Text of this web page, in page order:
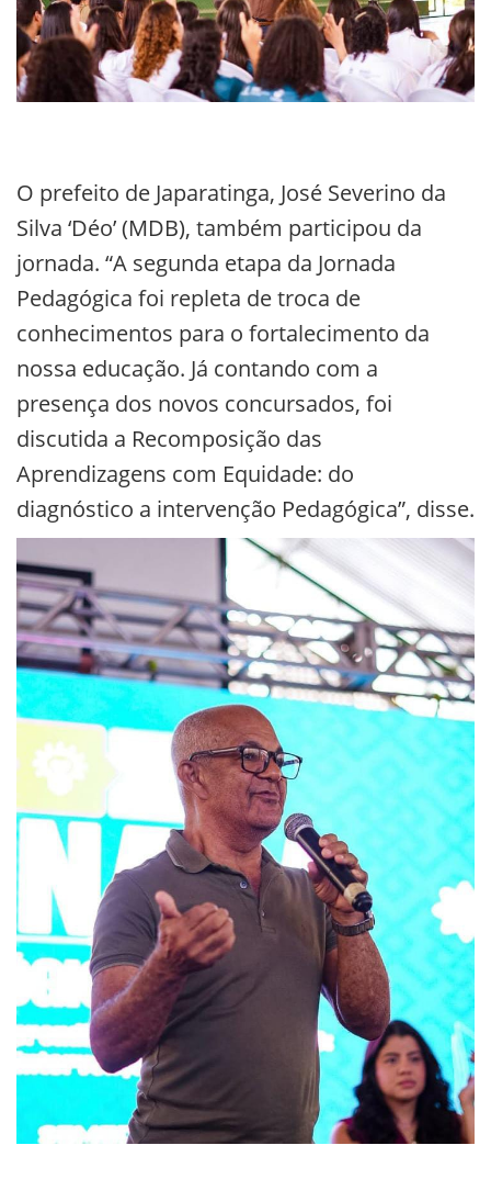
O prefeito de Japaratinga, José Severino da
Silva ‘Déo’ (MDB), também participou da
jornada. “A segunda etapa da Jornada
Pedagógica foi repleta de troca de
conhecimentos para o fortalecimento da
nossa educação. Já contando com a
presença dos novos concursados, foi
discutida a Recomposição das
Aprendizagens com Equidade: do
diagnóstico a intervenção Pedagógica”, disse.